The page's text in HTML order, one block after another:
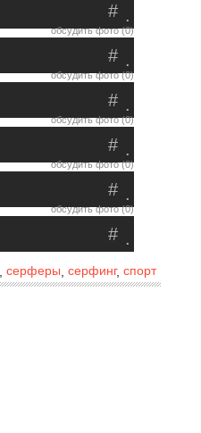
.
#
обсудить фото (0)
.
#
обсудить фото (0)
.
#
обсудить фото (0)
.
#
обсудить фото (0)
.
#
обсудить фото (0)
.
#
серферы серфинг, спорт